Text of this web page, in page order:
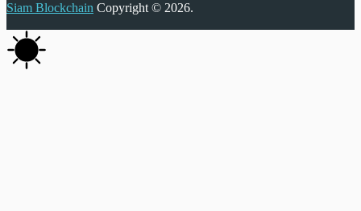
Siam Blockchain Copyright © 2026.